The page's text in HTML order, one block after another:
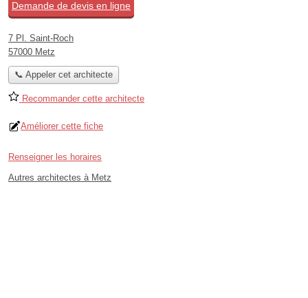
Demande de devis en ligne
7 Pl. Saint-Roch
57000 Metz
📞 Appeler cet architecte
Recommander cette architecte
Améliorer cette fiche
Renseigner les horaires
Autres architectes à Metz